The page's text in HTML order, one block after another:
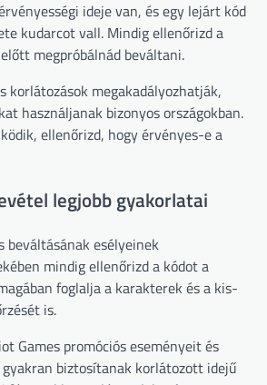
ideje van, és egy lejárt kód
kudarcot vall. Mindig ellenőrizd a
megpróbálnád beváltani.
korlátozások megakadályozhatják,
használjanak bizonyos országokban.
ellenőrizd, hogy érvényes-e a
legjobb gyakorlatai
beváltásának esélyeinek
mindig ellenőrizd a kódot a
foglalja a karakterek és a kis-
is.
Games promóciós eseményeit és
biztosítanak korlátozott idejű